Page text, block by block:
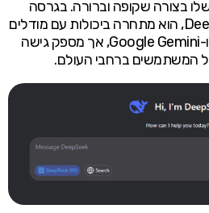
בצורה שקופה וברורה. בגרסה
המשופרת שלו, DeepSeek-R1, הוא מתחרה ביכולות עם מודלים
מובילים כמו OpenAI o1 ו-Google Gemini, אך מספק גישה
המשתמשים ברחבי העולם.